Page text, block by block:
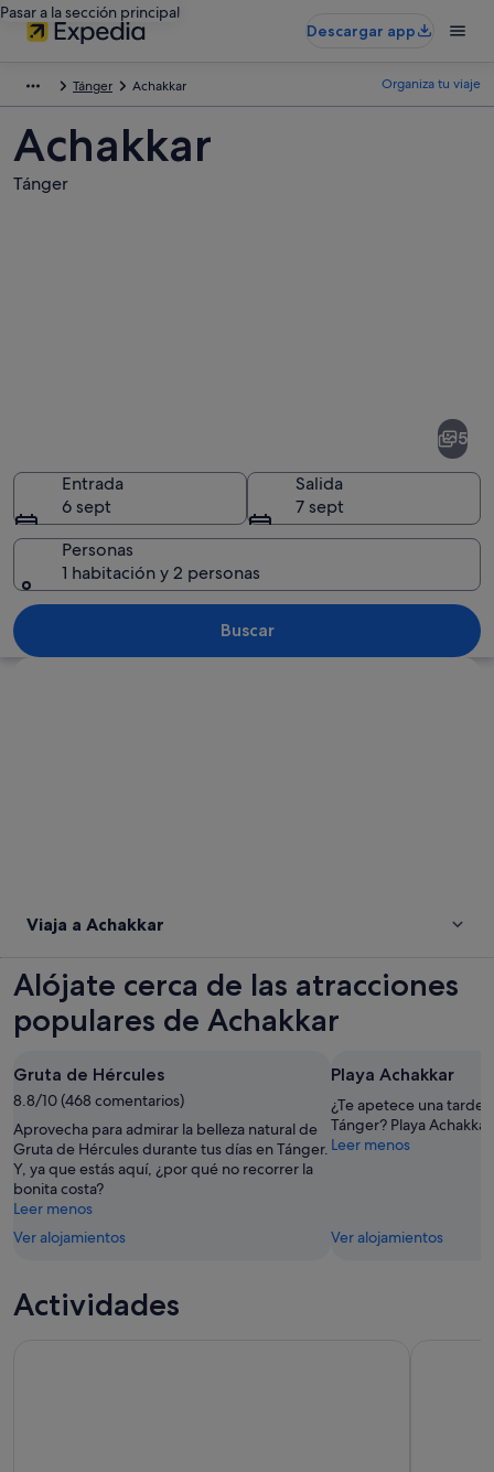
Pasar a la sección principal
Descargar app
Tánger Achakkar Organiza tu viaje
Achakkar
Tánger
Un paisaje costero con acantilados
5
Entrada
6 sept
Salida
7 sept
Personas
1 habitación y 2 personas
Buscar
Viaja a Achakkar
Alójate cerca de las atracciones
populares de Achakkar
Gruta de Hércules
8.8/10 (468 comentarios)
Aprovecha para admirar la belleza natural de
Gruta de Hércules durante tus días en Tánger.
Y, ya que estás aquí, ¿por qué no recorrer la
bonita costa?
Leer menos
Ver alojamientos
Playa Achakkar
¿Te apetece una
Tánger? Playa
Leer menos
Ver alojamientos
Actividades